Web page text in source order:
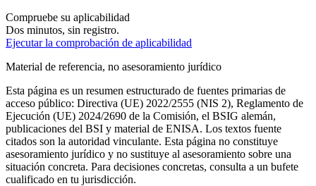
Compruebe su aplicabilidad
Dos minutos, sin registro.
Ejecutar la comprobación de aplicabilidad
Material de referencia, no asesoramiento jurídico
Esta página es un resumen estructurado de fuentes primarias de
acceso público: Directiva (UE) 2022/2555 (NIS 2), Reglamento de
Ejecución (UE) 2024/2690 de la Comisión, el BSIG alemán,
publicaciones del BSI y material de ENISA. Los textos fuente
citados son la autoridad vinculante. Esta página no constituye
asesoramiento jurídico y no sustituye al asesoramiento sobre una
situación concreta. Para decisiones concretas, consulta a un bufete
cualificado en tu jurisdicción.